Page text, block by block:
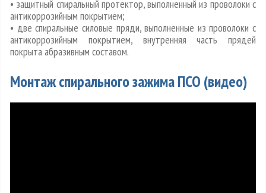
• защитный спиральный протектор, выполненный из проволоки с
антикоррозийным покрытием;
• две спиральные силовые пряди, выполненные из проволоки с
антикоррозийным покрытием, внутренняя часть прядей
покрыта абразивным составом.
Монтаж спирального зажима ПСО (видео)